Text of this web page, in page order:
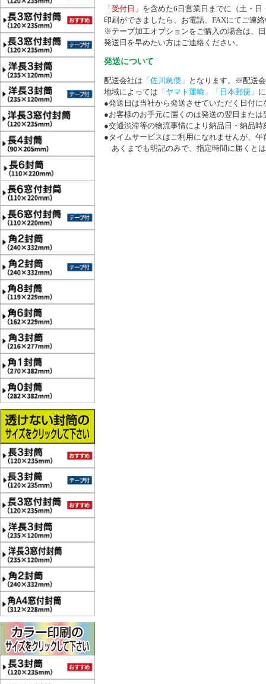
「受付日」 を含めた6日営業日までに（土・
印刷ができましたら、お電話、FAXにてご連
※テープ加工オプションをご購入の場合は、
発送日を早めたい方はご連絡ください。
発送について
配送会社は 「佐川急便」 となります。※配送
地域によっては 「ヤマト運輸」「日本郵便」
●発送日は当社から発送させていただく日付に
●お客様のお手元に届くのは発送の翌日また
●交通渋滞等の物流事情により納品日・納品
●タイムサービスはご利用になれませんが、
あくまでも明記のみで、指定時間に届くと